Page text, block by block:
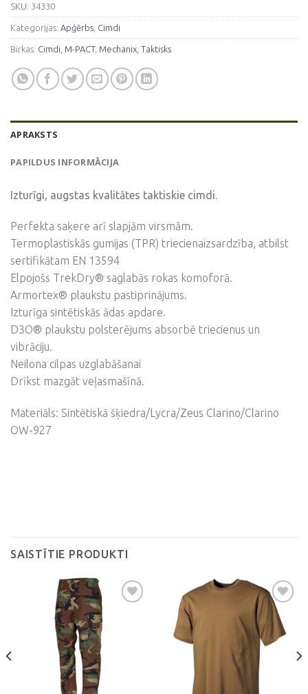
SKU: 34330
Kategorijas: Apģērbs Cimdi
Birkas: Cimdi M-PACT, Mechanix Taktisks
APRAKSTS
PAPILDUS INFORMĀCIJA
Izturīgi, augstas kvalitātes taktiskie cimdi.
Perfekta saķere arī slapjām virsmām.
Termoplastiskās gumijas (TPR) triecienaizsardzība, atbilst
sertifikātam EN 13594
Elpojošs TrekDry® saglabās rokas komoforā.
Armortex® plaukstu pastiprinājums.
Izturīga sintētiskās ādas apdare.
D3O® plaukstu polsterējums absorbē triecienus un
vibrāciju.
Neilona cilpas uzglabāšanai
Drīkst mazgāt veļasmašīnā.
Materiāls: Sintētiskā šķiedra/Lycra/Zeus Clarino/Clarino
OW-927
SAISTĪTIE PRODUKTI
Pievienot
vēlmju
sarakstam